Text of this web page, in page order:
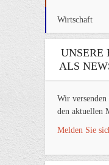
Wirtschaft
UNSERE
ALS
Wir
den aktuellen
Melden Sie